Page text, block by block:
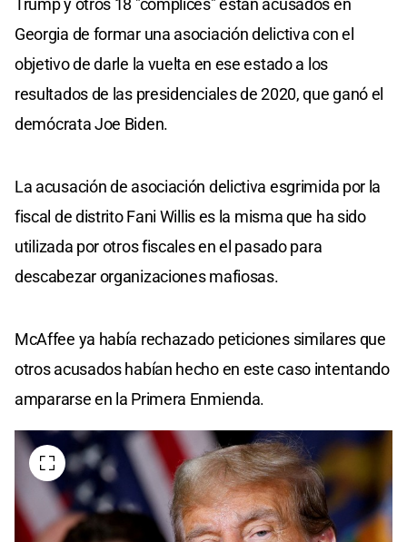
Trump y otros 18 "cómplices" están acusados en
Georgia de formar una asociación delictiva con el
objetivo de darle la vuelta en ese estado a los
resultados de las presidenciales de 2020, que ganó el
demócrata Joe Biden.
La acusación de asociación delictiva esgrimida por la
fiscal de distrito Fani Willis es la misma que ha sido
utilizada por otros fiscales en el pasado para
descabezar organizaciones mafiosas.
McAffee ya había rechazado peticiones similares que
otros acusados habían hecho en este caso intentando
ampararse en la Primera Enmienda.